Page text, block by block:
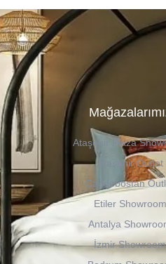
Ataşehir Plaza
Ataşehir Outlet
Caddebostan
Etiler Showroom
Antalya
İzmir Showroom